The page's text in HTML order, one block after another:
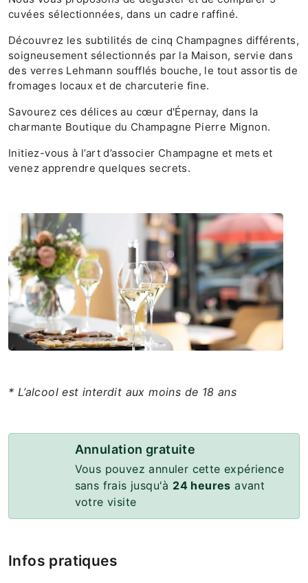
cuvées sélectionnées, dans un cadre raffiné.
Découvrez les subtilités de cinq Champagnes différents,
soigneusement sélectionnés par la Maison, servie dans
des verres Lehmann soufflés bouche, le tout assortis de
fromages locaux et de charcuterie fine.
Savourez ces délices au cœur d'Épernay, dans la
charmante Boutique du Champagne Pierre Mignon.
Initiez-vous à l’art d’associer Champagne et mets et
venez apprendre quelques secrets.
* L’alcool est interdit aux moins de 18 ans
Annulation gratuite
Vous pouvez annuler cette expérience
sans frais jusqu'à 24 heures avant
votre visite
Infos pratiques